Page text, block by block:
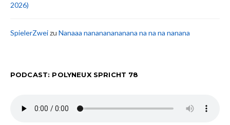
2026)
SpielerZweizu Nanaaa nanananananana na na na nanana
PODCAST: POLYNEUX SPRICHT 78